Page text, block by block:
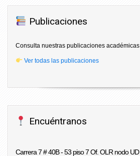
Publicaciones
Consulta nuestras publicaciones académicas
Ver todas las publicaciones
Encuéntranos
Carrera 7 # 40B - 53 piso 7 Of. OLR nodo UD